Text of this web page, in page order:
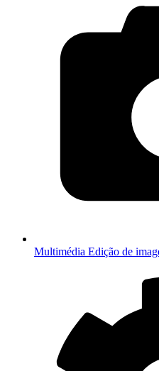
Multimédia Edição de